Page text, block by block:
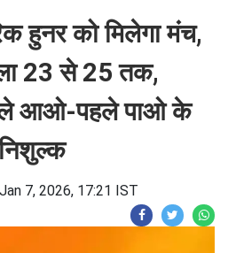
हुनर को मिलेगा मंच,
23 से 25 तक,
आओ-पहले पाओ के
Jan 7, 2026, 17:21 IST